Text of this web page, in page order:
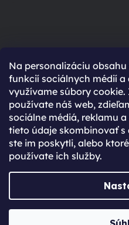
Na personalizáciu
funkcií sociálnych médií
využívame súbory
používate náš web,
sociálne médiá, reklamu
tieto údaje skombinovať
ste im poskytli, alebo
používate ich služby.
Ešte nemáte
Rýchlejší nákup vďaka
Prehľad o stave objednávky
Kompletná história
Špeciálne akcie, novinky a
Vytvoril Shoptet Premium